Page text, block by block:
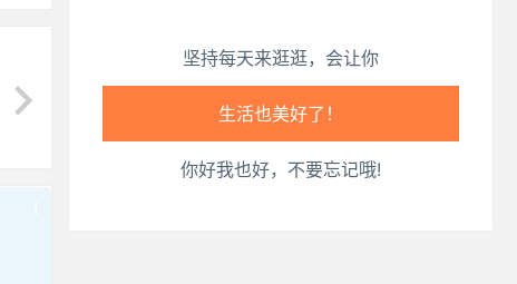
坚持每天来逛逛，会让你
腰也不酸了！
工作也轻松了！
你好我也好，不要忘记哦!